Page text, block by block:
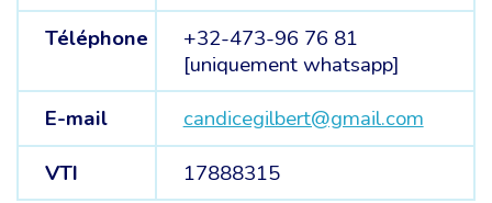
Téléphone
+32-473-96 76 81
[uniquement whatsapp]
E-mail
candicegilbert@gmail.com
VTI
17888315